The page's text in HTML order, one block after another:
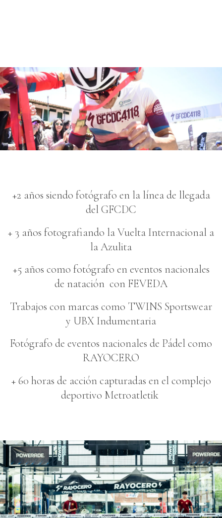
+2 años siendo fotógrafo en la línea de llegada
del GFCDC
+ 3 años fotografiando la Vuelta Internacional a
la Azulita
+5 años como fotógrafo en eventos nacionales
de natación con FEVEDA
Trabajos con marcas como TWINS Sportswear
y UBX Indumentaria
Fotógrafo de eventos nacionales de Pádel como
RAYOCERO
+ 60 horas de acción capturadas en el complejo
deportivo Metroatletik